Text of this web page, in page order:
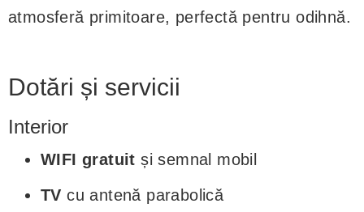
atmosferă primitoare, perfectă pentru odihnă.
Dotări și servicii
Interior
WIFI gratuit și semnal mobil
TV cu antenă parabolică